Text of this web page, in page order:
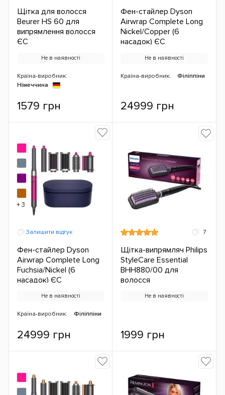
Щітка для волосся
Beurer HS 60 для
випрямлення волосся
ЄС
Не в наявності
Країна-виробник:
Німеччина
1579 грн
Фен-стайлер Dyson
Airwrap Complete Long
Nickel/Copper (6
насадок) ЄС
Не в наявності
Країна-виробник: Філіппіни
24999 грн
Залишити відгук
Фен-стайлер Dyson
Airwrap Complete Long
Fuchsia/Nickel (6
насадок) ЄС
Не в наявності
Країна-виробник: Філіппіни
24999 грн
+ 3
7
Щітка-випрямляч Philips
StyleCare Essential
BHH880/00 для
волосся
Не в наявності
1999 грн